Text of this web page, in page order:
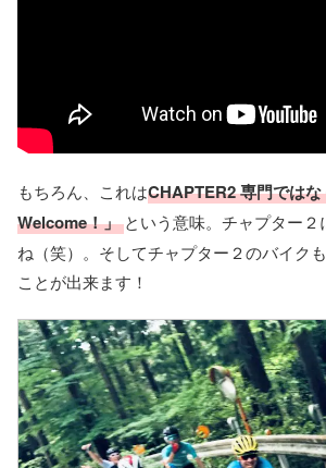
もちろん、これはCHAPTER2 専門では
Welcome！」という意味。チャプター
ね（笑）。そしてチャプター２のバイク
ことが出来ます！